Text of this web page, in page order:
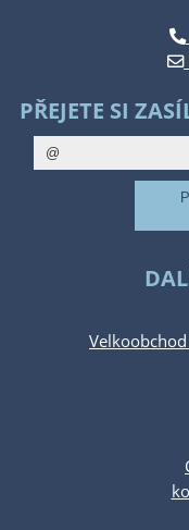
PŘEJETE SI